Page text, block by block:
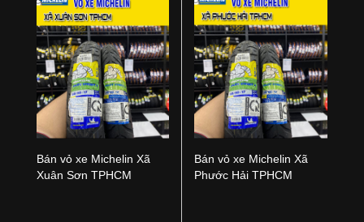
Bán vỏ xe Michelin Xã
Xuân Sơn TPHCM
Bán vỏ xe Michelin Xã
Phước Hải TPHCM